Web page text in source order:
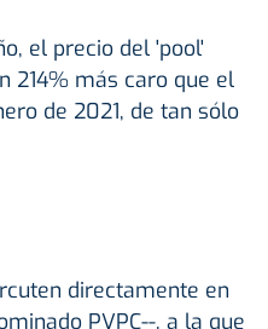
el precio del 'pool'
214% más caro que el
de 2021, de tan sólo
directamente en
PVPC--, a la que